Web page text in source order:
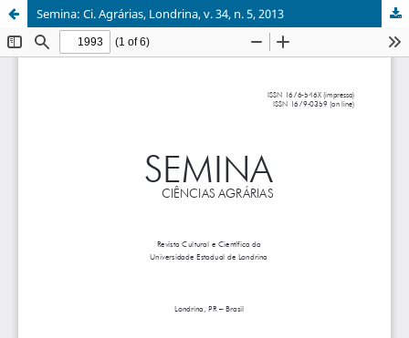
Semina: Ci. Agrárias, Londrina, v. 34, n. 5, 2013